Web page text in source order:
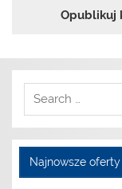
Najnowsze